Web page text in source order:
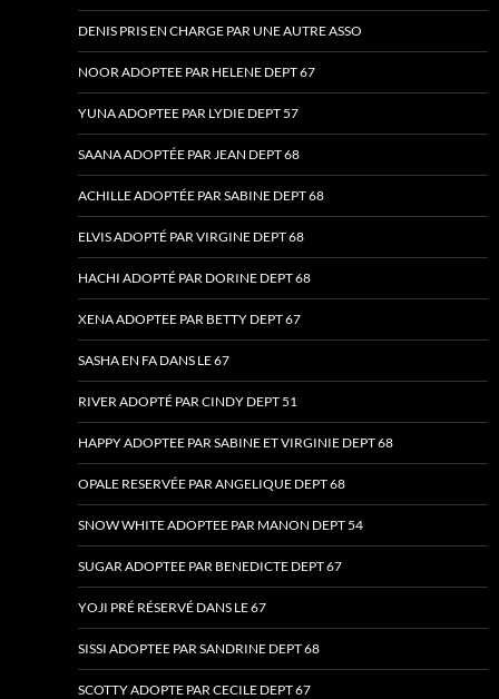
DENIS PRIS EN CHARGE PAR UNE AUTRE ASSO
NOOR ADOPTEE PAR HELENE DEPT 67
YUNA ADOPTEE PAR LYDIE DEPT 57
SAANA ADOPTÉE PAR JEAN DEPT 68
ACHILLE ADOPTÉE PAR SABINE DEPT 68
ELVIS ADOPTÉ PAR VIRGINE DEPT 68
HACHI ADOPTÉ PAR DORINE DEPT 68
XENA ADOPTEE PAR BETTY DEPT 67
SASHA EN FA DANS LE 67
RIVER ADOPTÉ PAR CINDY DEPT 51
HAPPY ADOPTEE PAR SABINE ET VIRGINIE DEPT 68
OPALE RESERVÉE PAR ANGELIQUE DEPT 68
SNOW WHITE ADOPTEE PAR MANON DEPT 54
SUGAR ADOPTEE PAR BENEDICTE DEPT 67
YOJI PRÉ RÉSERVÉ DANS LE 67
SISSI ADOPTEE PAR SANDRINE DEPT 68
SCOTTY ADOPTE PAR CECILE DEPT 67